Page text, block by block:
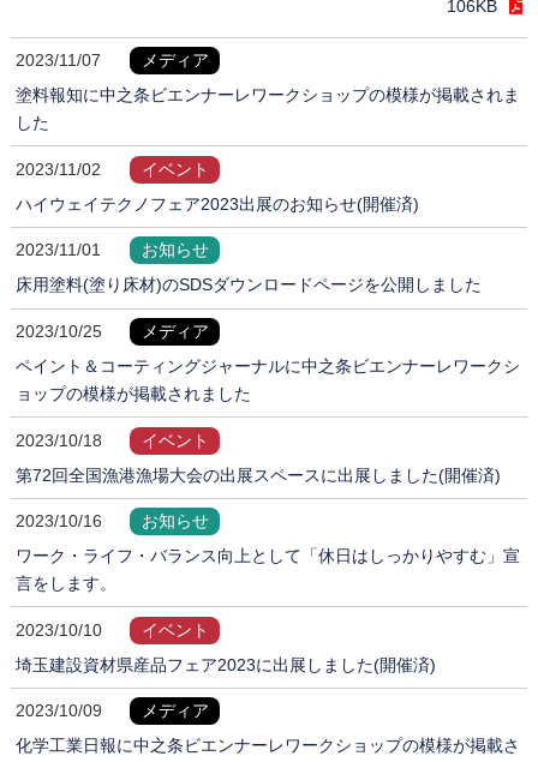
106KB
2023/11/07
メディア
塗料報知に中之条ビエンナーレワークショップの模様が掲載されま
した
2023/11/02
イベント
ハイウェイテクノフェア2023出展のお知らせ(開催済)
2023/11/01
お知らせ
床用塗料(塗り床材)のSDSダウンロードページを公開しました
2023/10/25
メディア
ペイント＆コーティングジャーナルに中之条ビエンナーレワークシ
ョップの模様が掲載されました
2023/10/18
イベント
第72回全国漁港漁場大会の出展スペースに出展しました(開催済)
2023/10/16
お知らせ
ワーク・ライフ・バランス向上として「休日はしっかりやすむ」宣
言をします。
2023/10/10
イベント
埼玉建設資材県産品フェア2023に出展しました(開催済)
2023/10/09
メディア
化学工業日報に中之条ビエンナーレワークショップの模様が掲載さ